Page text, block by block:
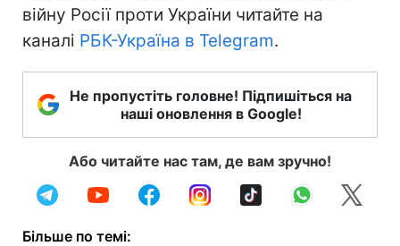
війну Росії проти України читайте на
каналі РБК-Україна в Telegram.
Не пропустіть головне! Підпишіться на
наші оновлення в Google!
Або читайте нас там, де вам зручно!
Більше по темі: